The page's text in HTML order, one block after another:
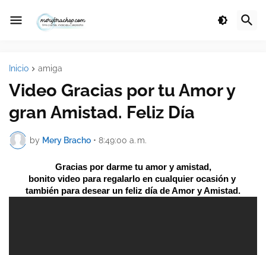
Inicio amiga
Video Gracias por tu Amor y
gran Amistad. Feliz Día
by Mery Bracho • 8:49:00 a. m.
Gracias por darme tu amor y amistad,
bonito video para regalarlo en cualquier ocasión y
también para desear un feliz día de Amor y Amistad.